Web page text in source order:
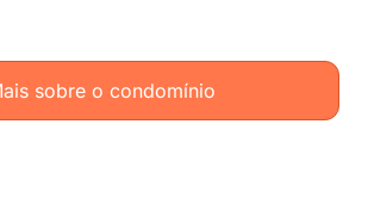
sobre o condomínio